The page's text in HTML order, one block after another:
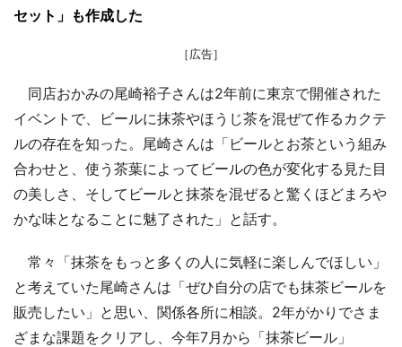
セット」も作成した
［広告］
同店おかみの尾崎裕子さんは2年前に東京で開催された
イベントで、ビールに抹茶やほうじ茶を混ぜて作るカクテ
ルの存在を知った。尾崎さんは「ビールとお茶という組み
合わせと、使う茶葉によってビールの色が変化する見た目
の美しさ、そしてビールと抹茶を混ぜると驚くほどまろや
かな味となることに魅了された」と話す。
常々「抹茶をもっと多くの人に気軽に楽しんでほしい」
と考えていた尾崎さんは「ぜひ自分の店でも抹茶ビールを
販売したい」と思い、関係各所に相談。2年がかりでさま
ざまな課題をクリアし、今年7月から「抹茶ビール」